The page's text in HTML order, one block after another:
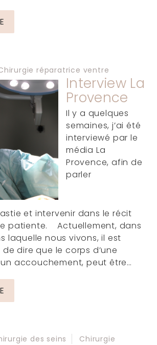
réparatrice ventre
Interview La
Provence
Il y a quelques
semaines, j’ai été
interviewé par le
média La
Provence, afin de
parler
et intervenir dans le récit
patiente. Actuellement, dans
laquelle nous vivons, il est
dire que le corps d’une
accouchement, peut être…
des seins
Chirurgie